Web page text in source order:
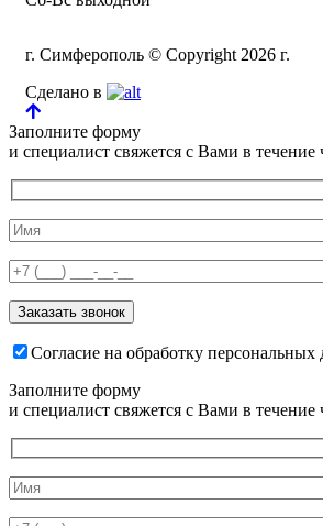
г. Симферополь © Copyright 2026 г.
Сделано в
Заполните форму
и специалист свяжется с Вами в течение
Согласие на обработку
Заполните форму
и специалист свяжется с Вами в течение